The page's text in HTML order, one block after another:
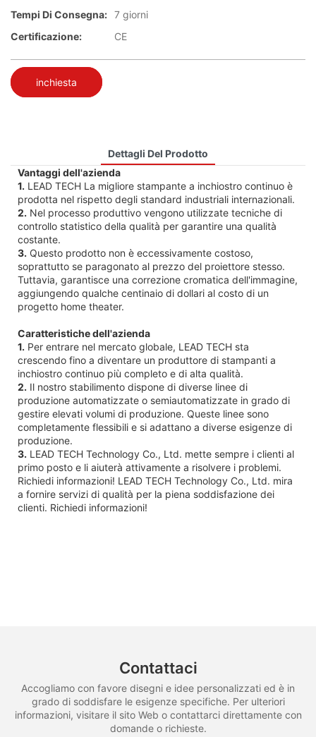
Tempi Di Consegna: 7 giorni
Certificazione:
CE
inchiesta
Dettagli Del Prodotto
Vantaggi dell'azienda
1. LEAD TECH La migliore stampante a inchiostro continuo è
prodotta nel rispetto degli standard industriali internazionali.
2. Nel processo produttivo vengono utilizzate tecniche di
controllo statistico della qualità per garantire una qualità
costante.
3. Questo prodotto non è eccessivamente costoso,
soprattutto se paragonato al prezzo del proiettore stesso.
Tuttavia, garantisce una correzione cromatica dell'immagine,
aggiungendo qualche centinaio di dollari al costo di un
progetto home theater.
Caratteristiche dell'azienda
1. Per entrare nel mercato globale, LEAD TECH sta
crescendo fino a diventare un produttore di stampanti a
inchiostro continuo più completo e di alta qualità.
2. Il nostro stabilimento dispone di diverse linee di
produzione automatizzate o semiautomatizzate in grado di
gestire elevati volumi di produzione. Queste linee sono
completamente flessibili e si adattano a diverse esigenze di
produzione.
3. LEAD TECH Technology Co., Ltd. mette sempre i clienti al
primo posto e li aiuterà attivamente a risolvere i problemi.
Richiedi informazioni! LEAD TECH Technology Co., Ltd. mira
a fornire servizi di qualità per la piena soddisfazione dei
clienti. Richiedi informazioni!
Contattaci
Accogliamo con favore disegni e idee personalizzati ed è in
grado di soddisfare le esigenze specifiche. Per ulteriori
informazioni, visitare il sito Web o contattarci direttamente con
domande o richieste.